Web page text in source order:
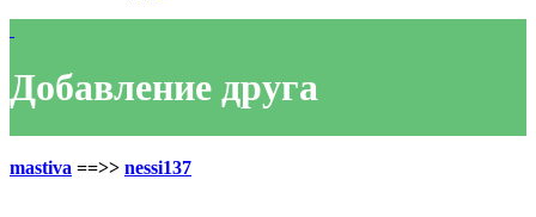
Добавление друга
mastiva ==>> nessi137